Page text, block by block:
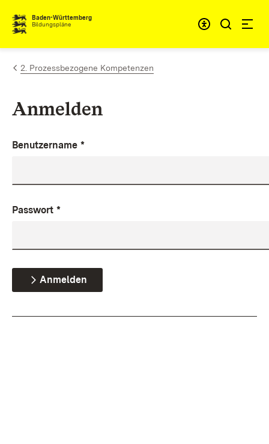
Zum Inhalt springen
Baden-Württemberg
Bildungspläne
2. Prozessbezogene Kompetenzen
Anmelden
Benutzername *
Passwort *
Anmelden